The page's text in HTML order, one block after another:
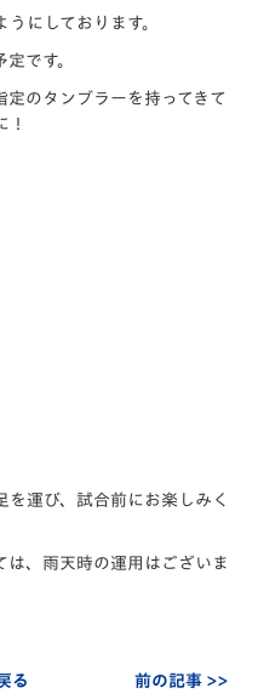
にしております。
です。
定のタンブラーを持ってきて
！
を運び、試合前にお楽しみく
、雨天時の運用はございま
る 前の記事 >>